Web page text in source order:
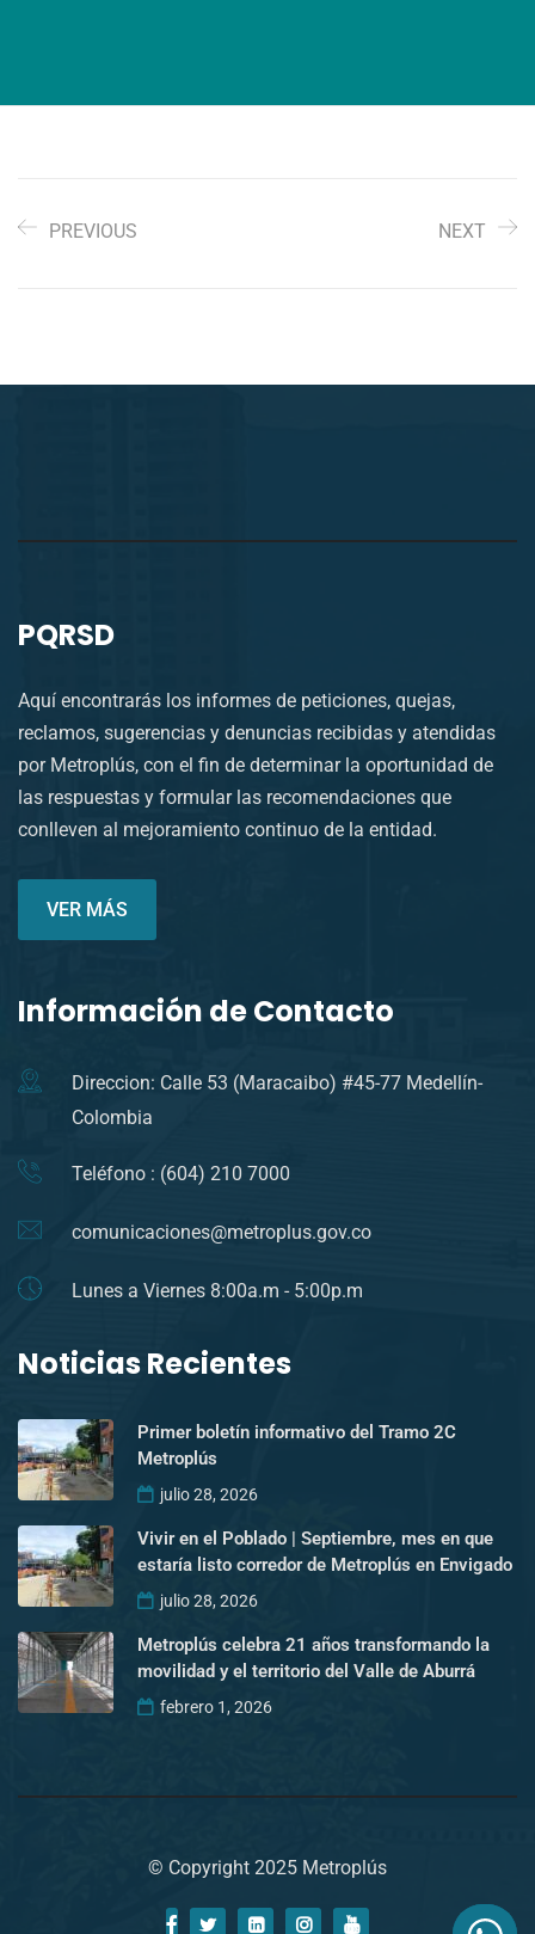
PREVIOUS NEXT
PQRSD
Aquí encontrarás los informes de peticiones, quejas,
reclamos, sugerencias y denuncias recibidas y atendidas
por Metroplús, con el fin de determinar la oportunidad de
las respuestas y formular las recomendaciones que
conlleven al mejoramiento continuo de la entidad.
VER MÁS
Información de Contacto
Direccion: Calle 53 (Maracaibo) #45-77 Medellín-
Colombia
Teléfono : (604) 210 7000
comunicaciones@metroplus.gov.co
Lunes a Viernes 8:00a.m - 5:00p.m
Noticias Recientes
Primer boletín informativo del Tramo 2C
Metroplús
julio 28, 2026
Vivir en el Poblado | Septiembre, mes en que
estaría listo corredor de Metroplús en Envigado
julio 28, 2026
Metroplús celebra 21 años transformando la
movilidad y el territorio del Valle de Aburrá
febrero 1, 2026
© Copyright 2025 Metroplús